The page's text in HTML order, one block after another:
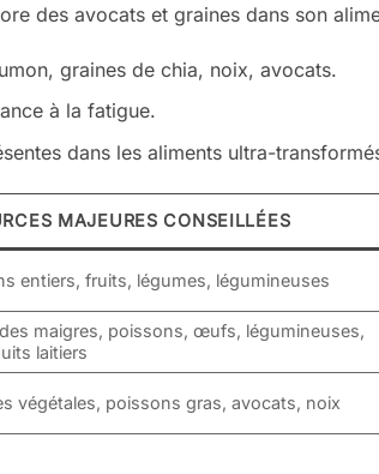
des avocats et graines dans son
graines de chia, noix, avocats.
à la fatigue.
dans les aliments ultra-
MAJEURES CONSEILLÉES
entiers, fruits, légumes, légumineuses
maigres, poissons, œufs, légumineuses,
laitiers
végétales, poissons gras, avocats, noix